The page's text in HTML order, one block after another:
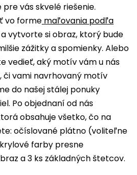
vás skvelé riešenie.
vo forme maľovania podľa
a vytvorte si obraz, ktorý bude
zážitky a spomienky. Alebo
vedieť, aký motív vám u nás
či vami navrhovaný motív
do našej stálej ponuky
Po objednaní od nás
obsahuje všetko, čo na
očíslované plátno (voliteľne
farby presne
a 3 ks základných štetcov.